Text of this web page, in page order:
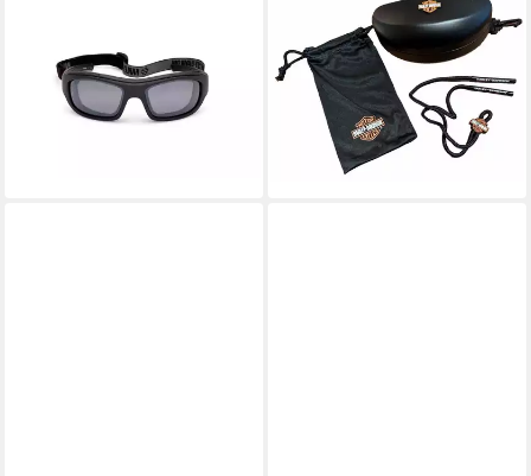
Motorradbrille Soldier Silver
Mirror - Marcolin - HZ0007-
HARLEY-DAVIDSON
Motorradbrille, (1-St),
Motorradbrille General -
Marcolin - schwarz - HZ0002-
199,00 €
lieferbar - in 5-6 Werktagen bei dir